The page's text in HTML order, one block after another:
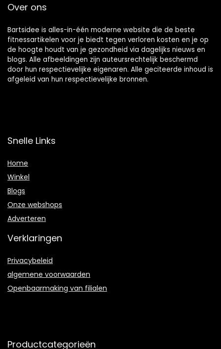
Over ons
Bartsidee is alles-in-één moderne website die de beste
fitnessartikelen voor je biedt tegen verloren kosten en je op
de hoogte houdt van je gezondheid via dagelijks nieuws en
blogs. Alle afbeeldingen zijn auteursrechtelijk beschermd
door hun respectievelijke eigenaren. Alle geciteerde inhoud is
afgeleid van hun respectievelijke bronnen.
Snelle Links
Home
Winkel
Blogs
Onze webshops
Adverteren
Verklaringen
Privacybeleid
algemene voorwaarden
Openbaarmaking van filialen
Productcategorieën